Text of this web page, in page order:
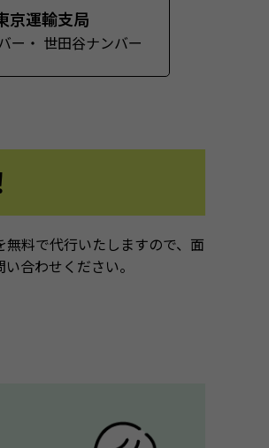
京運輸支局
ー・ 世田谷ナンバー
料で代行いたしますので、面
合わせください。